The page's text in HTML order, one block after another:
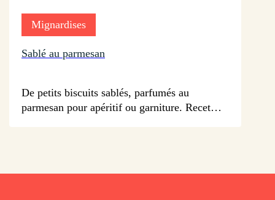
Mignardises
Sablé au parmesan
De petits biscuits sablés, parfumés au
parmesan pour apéritif ou garniture. Recette